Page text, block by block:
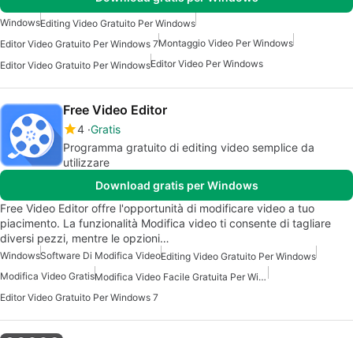
WindowsEditing Video Gratuito Per Windows
Editor Video Gratuito Per Windows 7Montaggio Video Per Windows
Editor Video Gratuito Per WindowsEditor Video Per Windows
Free Video Editor
4 Gratis
Programma gratuito di editing video semplice da
utilizzare
Download gratis per Windows
Free Video Editor offre l'opportunità di modificare video a tuo
piacimento. La funzionalità Modifica video ti consente di tagliare
diversi pezzi, mentre le opzioni…
WindowsSoftware Di Modifica VideoEditing Video Gratuito Per Windows
Modifica Video Gratis
Modifica Video Facile Gratuita Per Windows
Editor Video Gratuito Per Windows 7